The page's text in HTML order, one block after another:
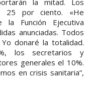
25 por ciento. «He
Función Ejecutiva
anunciadas. Todos
donaré la totalidad.
los secretarios y
generales el 10%.
en crisis sanitaria”,